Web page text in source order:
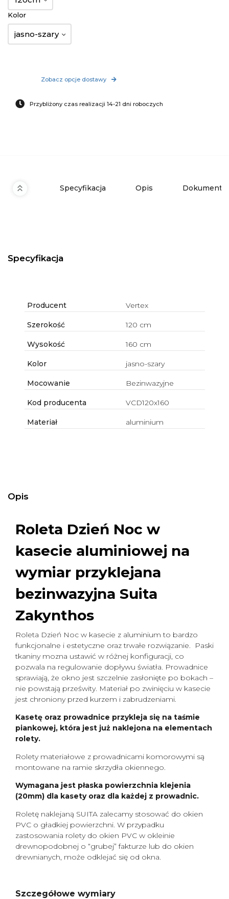
Kolor
jasno-szary
Zobacz opcje dostawy
Przybliżony czas realizacji 14-21 dni roboczych
Specyfikacja Opis Dokumenty
Specyfikacja
Producent Vertex
Szerokość 120 cm
Wysokość 160 cm
Kolor jasno-szary
Mocowanie Bezinwazyjne
Kod producenta VCD120x160
Materiał aluminium
Opis
Roleta Dzień Noc w
kasecie aluminiowej na
wymiar przyklejana
bezinwazyjna Suita
Zakynthos
Roleta Dzień Noc w kasecie z aluminium to bardzo
funkcjonalne i estetyczne oraz trwałe rozwiązanie. Paski
tkaniny mozna ustawić w różnej konfiguracji, co
pozwala na regulowanie dopływu światła. Prowadnice
sprawiają, że okno jest szczelnie zasłonięte po bokach –
nie powstają prześwity. Materiał po zwinięciu w kasecie
jest chroniony przed kurzem i zabrudzeniami.
Kasetę oraz prowadnice przykleja się na taśmie
piankowej, która jest już naklejona na elementach
rolety.
Rolety materiałowe z prowadnicami komorowymi są
montowane na ramie skrzydła okiennego.
Wymagana jest płaska powierzchnia klejenia
(20mm) dla kasety oraz dla każdej z prowadnic.
Roletę naklejaną SUITA zalecamy stosować do okien
PVC o gładkiej powierzchni. W przypadku
zastosowania rolety do okien PVC w okleinie
drewnopodobnej o “grubej” fakturze lub do okien
drewnianych, może odklejać się od okna.
Szczegółowe wymiary